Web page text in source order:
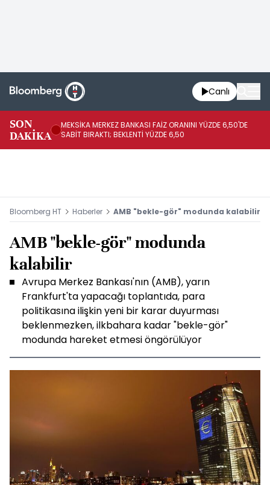
Canlı
SON
DAKİKA
MEKSİKA MERKEZ BANKASI FAİZ ORANINI YÜZDE 6,50'DE
SABİT BIRAKTI; BEKLENTİ YÜZDE 6,50
Bloomberg HT Haberler AMB "bekle-gör" modunda kalabilir
AMB "bekle-gör" modunda
kalabilir
Avrupa Merkez Bankası'nın (AMB), yarın
Frankfurt'ta yapacağı toplantıda, para
politikasına ilişkin yeni bir karar duyurması
beklenmezken, ilkbahara kadar "bekle-gör"
modunda hareket etmesi öngörülüyor